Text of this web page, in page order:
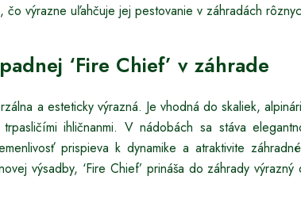
čo výrazne uľahčuje jej pestovanie v záhradách
‘Fire Chief’ v záhrade
a esteticky výrazná. Je vhodná do skaliek,
ihličnanmi. V nádobách sa stáva
prispieva k dynamike a atraktivite
výsadby, ‘Fire Chief’ prináša do záhrady